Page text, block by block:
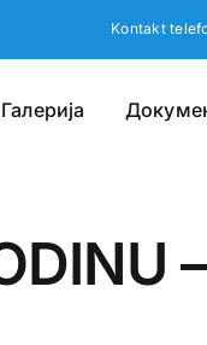
Kontakt
Галерија